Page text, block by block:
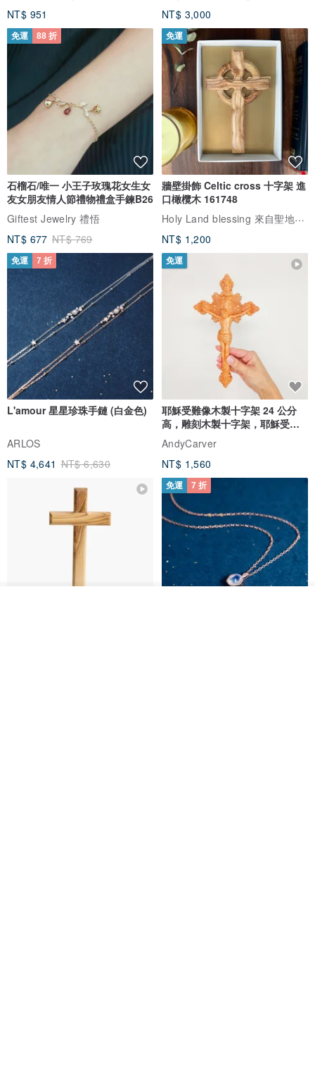
NT$ 951
NT$ 3,000
免運 88 折
石榴石/唯一 小王子玫瑰花女生女
友女朋友情人節禮物禮盒手鍊B26
Giftest Jewelry 禮悟
NT$ 677 NT$ 769
免運
牆壁掛飾 Celtic cross 十字架 進
口橄欖木 161748
Holy Land blessing 來自聖地的祝福
NT$ 1,200
免運 7 折
L'amour 星星珍珠手鏈 (白金色)
ARLOS
NT$ 4,641 NT$ 6,630
免運
耶穌受難像木製十字架 24 公分
高，雕刻木製十字架，耶穌受難
像天主教十字架
AndyCarver
NT$ 1,560
免運 7 折